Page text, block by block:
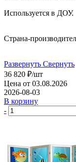
Используется в ДОУ.
Страна-
Развернуть Свернуть
36 820 ₽/шт
Цена от 03.08.2026
2026-08-03
В корзину
-